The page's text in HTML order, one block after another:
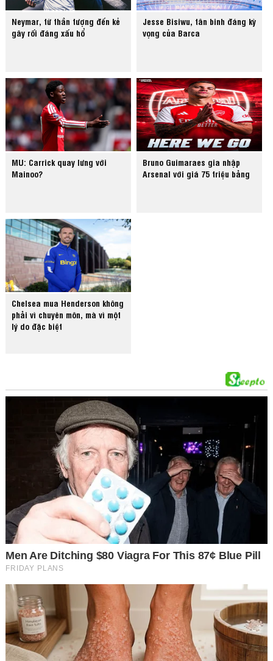
Neymar, từ thần tượng đến kẻ
gây rối đáng xấu hổ
Jesse Bisiwu, tân binh đáng kỳ
vọng của Barca
MU: Carrick quay lưng với
Mainoo?
Bruno Guimaraes gia nhập
Arsenal với giá 75 triệu bảng
Chelsea mua Henderson không
phải vì chuyên môn, mà vì một
lý do đặc biệt